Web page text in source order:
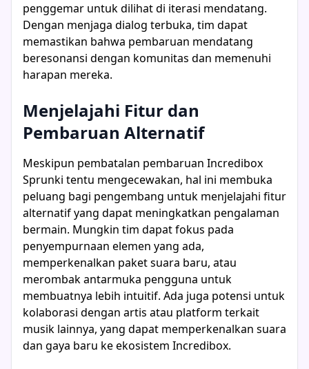
penggemar untuk dilihat di iterasi mendatang.
Dengan menjaga dialog terbuka, tim dapat
memastikan bahwa pembaruan mendatang
beresonansi dengan komunitas dan memenuhi
harapan mereka.
Menjelajahi Fitur dan
Pembaruan Alternatif
Meskipun pembatalan pembaruan Incredibox
Sprunki tentu mengecewakan, hal ini membuka
peluang bagi pengembang untuk menjelajahi fitur
alternatif yang dapat meningkatkan pengalaman
bermain. Mungkin tim dapat fokus pada
penyempurnaan elemen yang ada,
memperkenalkan paket suara baru, atau
merombak antarmuka pengguna untuk
membuatnya lebih intuitif. Ada juga potensi untuk
kolaborasi dengan artis atau platform terkait
musik lainnya, yang dapat memperkenalkan suara
dan gaya baru ke ekosistem Incredibox.